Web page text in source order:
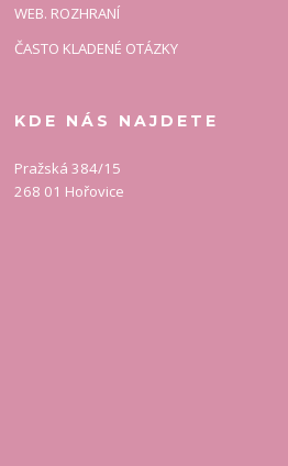
WEB. ROZHRANÍ
ČASTO KLADENÉ OTÁZKY
KDE NÁS NAJDETE
Pražská 384/15
268 01 Hořovice